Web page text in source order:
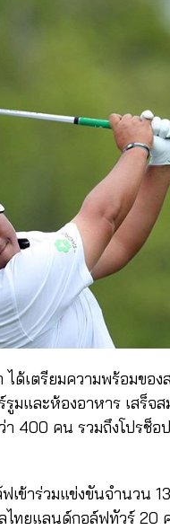
เตรียมความพร้อมของ
มและห้องอาหาร เสร็จ
400 คน รวมถึงโปรช็อป
เข้าร่วมแข่งขันจำนวน
ไทยแลนด์กอล์ฟทัวร์ 20